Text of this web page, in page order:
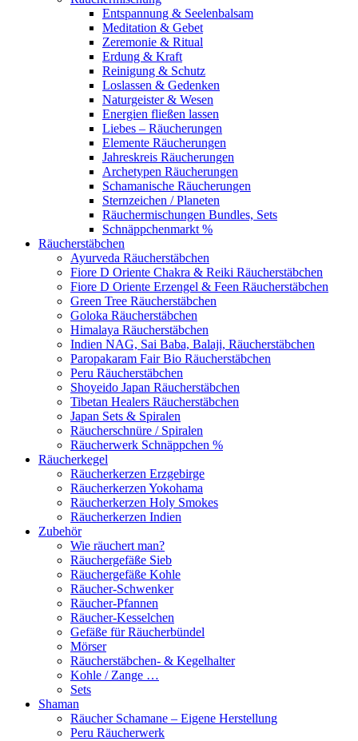
Entspannung & Seelenbalsam
Meditation & Gebet
Zeremonie & Ritual
Erdung & Kraft
Reinigung & Schutz
Loslassen & Gedenken
Naturgeister & Wesen
Energien fließen lassen
Liebes – Räucherungen
Elemente Räucherungen
Jahreskreis Räucherungen
Archetypen Räucherungen
Schamanische Räucherungen
Sternzeichen / Planeten
Räuchermischungen Bundles, Sets
Schnäppchenmarkt %
Räucherstäbchen
Ayurveda Räucherstäbchen
Fiore D Oriente Chakra & Reiki Räucherstäbchen
Fiore D Oriente Erzengel & Feen Räucherstäbchen
Green Tree Räucherstäbchen
Goloka Räucherstäbchen
Himalaya Räucherstäbchen
Indien NAG, Sai Baba, Balaji, Räucherstäbchen
Paropakaram Fair Bio Räucherstäbchen
Peru Räucherstäbchen
Shoyeido Japan Räucherstäbchen
Tibetan Healers Räucherstäbchen
Japan Sets & Spiralen
Räucherschnüre / Spiralen
Räucherwerk Schnäppchen %
Räucherkegel
Räucherkerzen Erzgebirge
Räucherkerzen Yokohama
Räucherkerzen Holy Smokes
Räucherkerzen Indien
Zubehör
Wie räuchert man?
Räuchergefäße Sieb
Räuchergefäße Kohle
Räucher-Schwenker
Räucher-Pfannen
Räucher-Kesselchen
Gefäße für Räucherbündel
Mörser
Räucherstäbchen- & Kegelhalter
Kohle / Zange …
Sets
Shaman
Räucher Schamane – Eigene Herstellung
Peru Räucherwerk